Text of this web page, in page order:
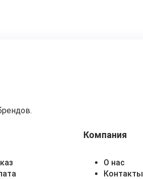
Компания
О нас
Контакты